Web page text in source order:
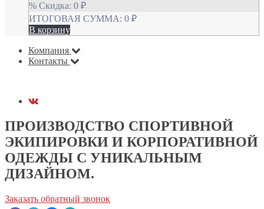
% Скидка: 0 ₽
ИТОГОВАЯ СУММА: 0 ₽
В корзину
Компания
Контакты
ПРОИЗВОДСТВО СПОРТИВНОЙ
ЭКИПИРОВКИ И КОРПОРАТИВНОЙ
ОДЕЖДЫ С УНИКАЛЬНЫМ
ДИЗАЙНОМ.
Заказать обратный звонок